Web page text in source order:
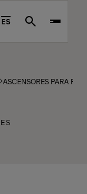
ES Search
ASCENSORES PARA